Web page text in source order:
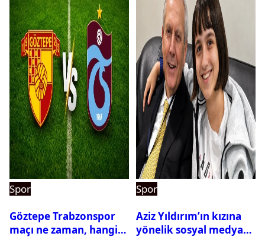
Spor
Göztepe Trabzonspor
maçı ne zaman, hangi
Spor
Aziz Yıldırım’ın kızına
yönelik sosyal medya